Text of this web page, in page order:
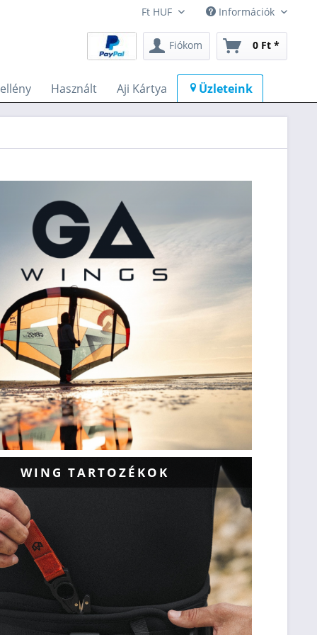
Információk
Fiókom 0 Ft *
Használt Aji Kártya Üzleteink
WING TARTOZÉKOK